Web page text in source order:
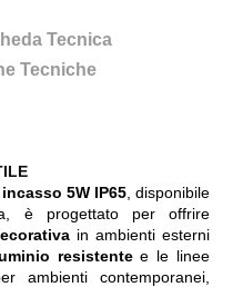
Tecnica
Tecniche
5W IP65 , disponibile
è progettato per offrire
in ambienti esterni
resistentee le linee
ambienti contemporanei,